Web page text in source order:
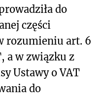
do
części
rozumieniu art. 6
a w związku z
Ustawy o VAT
do